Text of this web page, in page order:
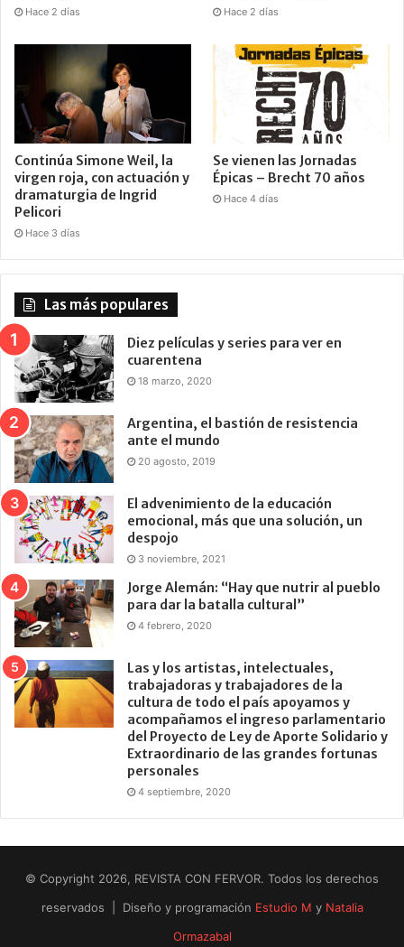
Hace 2 días Hace 2 días
Continúa Simone Weil, la
virgen roja, con actuación y
dramaturgia de Ingrid
Pelicori
Hace 3 días
Se vienen las Jornadas
Épicas – Brecht 70 años
Hace 4 días
Las más populares
Diez películas y series para ver en
cuarentena
18 marzo, 2020
Argentina, el bastión de resistencia
ante el mundo
20 agosto, 2019
El advenimiento de la educación
emocional, más que una solución, un
despojo
3 noviembre, 2021
Jorge Alemán: “Hay que nutrir al pueblo
para dar la batalla cultural”
4 febrero, 2020
Las y los artistas, intelectuales,
trabajadoras y trabajadores de la
cultura de todo el país apoyamos y
acompañamos el ingreso parlamentario
del Proyecto de Ley de Aporte Solidario y
Extraordinario de las grandes fortunas
personales
4 septiembre, 2020
© Copyright 2026, REVISTA CON FERVOR. Todos los derechos
reservados | Diseño y programación Estudio M y Natalia
Ormazabal